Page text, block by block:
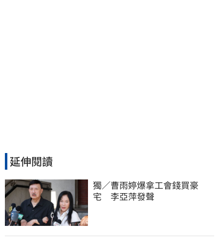
延伸閱讀
獨／曹雨婷爆拿工會錢買豪
宅　李亞萍發聲